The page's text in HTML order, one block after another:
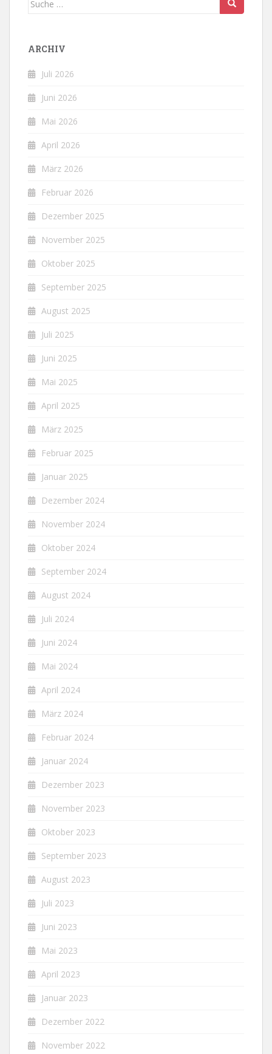
ARCHIV
Juli 2026
Juni 2026
Mai 2026
April 2026
März 2026
Februar 2026
Dezember 2025
November 2025
Oktober 2025
September 2025
August 2025
Juli 2025
Juni 2025
Mai 2025
April 2025
März 2025
Februar 2025
Januar 2025
Dezember 2024
November 2024
Oktober 2024
September 2024
August 2024
Juli 2024
Juni 2024
Mai 2024
April 2024
März 2024
Februar 2024
Januar 2024
Dezember 2023
November 2023
Oktober 2023
September 2023
August 2023
Juli 2023
Juni 2023
Mai 2023
April 2023
Januar 2023
Dezember 2022
November 2022